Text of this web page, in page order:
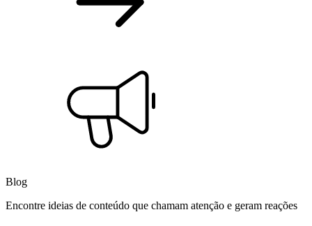
Blog
Encontre ideias de conteúdo que chamam atenção e geram reações